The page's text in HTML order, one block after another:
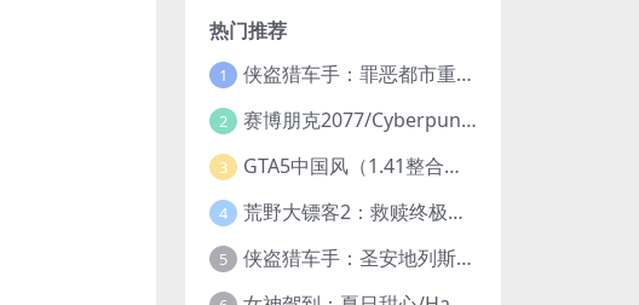
热门推荐
1 侠盗猎车手：罪恶都市重制版/Grand Theft Auto: Vice City – The Definitive Edition
2 赛博朋克2077/Cyberpunk 2077（更新v2.20全DLC）
3 GTA5中国风（1.41整合版1300辆真车+183位美女与英雄+200%存档）
4 荒野大镖客2：救赎终极版/大表哥2/Red Dead Redemption 2: Ultimate Edition（更新v1491.50终极版）
5 侠盗猎车手：圣安地列斯重制版/Grand Theft Auto: San Andreas – The Definitive Edition（更新v1.113.49697469）